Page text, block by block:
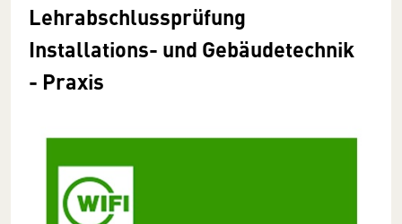
Lehrabschlussprüfung
Installations- und Gebäudetechnik
- Praxis